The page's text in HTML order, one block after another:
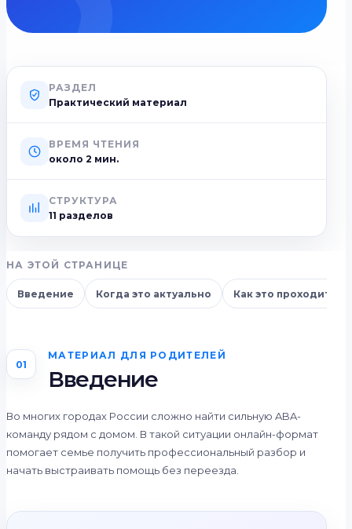
РАЗДЕЛ
Практический материал
ВРЕМЯ ЧТЕНИЯ
около 2 мин.
СТРУКТУРА
11 разделов
НА ЭТОЙ СТРАНИЦЕ
Введение Когда это актуально Как это проходит
01
МАТЕРИАЛ ДЛЯ РОДИТЕЛЕЙ
Введение
Во многих городах России сложно найти сильную ABA-
команду рядом с домом. В такой ситуации онлайн-формат
помогает семье получить профессиональный разбор и
начать выстраивать помощь без переезда.